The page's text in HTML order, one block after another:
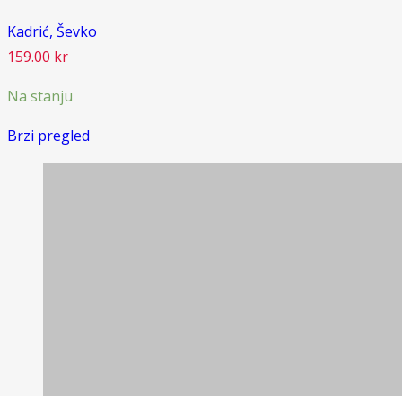
Kadrić, Ševko
159.00 kr
Na stanju
Brzi pregled